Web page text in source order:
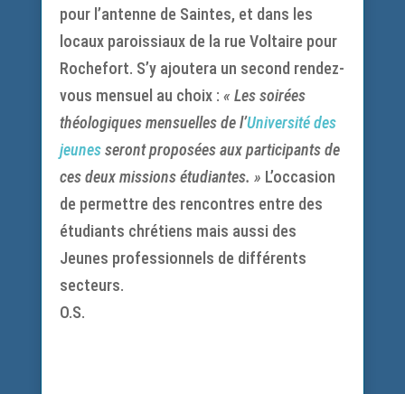
pour l’antenne de Saintes, et dans les
locaux paroissiaux de la rue Voltaire pour
Rochefort. S’y ajoutera un second rendez-
vous mensuel au choix : « Les soirées
théologiques mensuelles de l’Université des
jeunesseront proposées aux participants de
ces deux missions étudiantes. » L’occasion
de permettre des rencontres entre des
étudiants chrétiens mais aussi des
Jeunes professionnels de différents
secteurs.
O.S.